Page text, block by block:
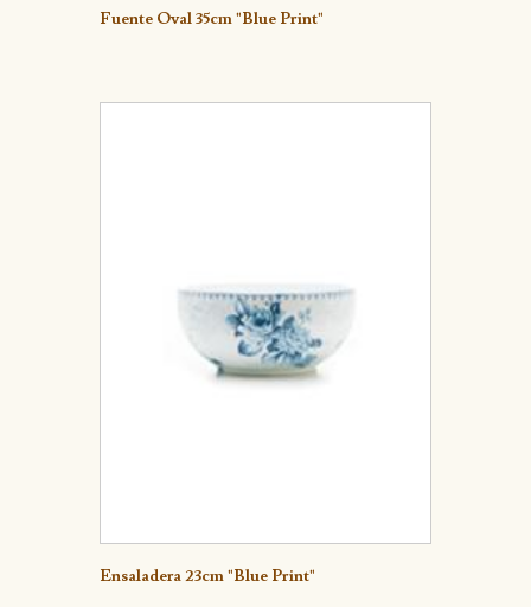
Detalle
Fuente Oval 35cm "Blue Print"
Detalle
Ensaladera 23cm "Blue Print"